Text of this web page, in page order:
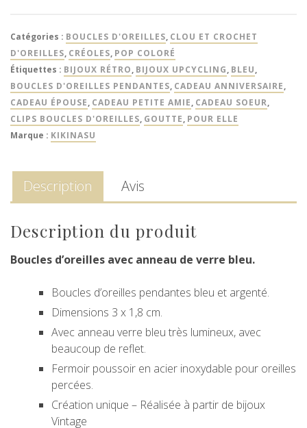
Catégories : BOUCLES D'OREILLES, CLOU ET CROCHET
D'OREILLES, CRÉOLES, POP COLORÉ
Étiquettes : BIJOUX RÉTRO, BIJOUX UPCYCLING, BLEU,
BOUCLES D'OREILLES PENDANTES, CADEAU ANNIVERSAIRE,
CADEAU ÉPOUSE, CADEAU PETITE AMIE, CADEAU SOEUR,
CLIPS BOUCLES D'OREILLES, GOUTTE, POUR ELLE
Marque : KIKINASU
Description Avis
Description du produit
Boucles d’oreilles avec anneau de verre bleu.
Boucles d’oreilles pendantes bleu et argenté.
Dimensions 3 x 1,8 cm.
Avec anneau verre bleu très lumineux, avec
beaucoup de reflet.
Fermoir poussoir en acier inoxydable pour oreilles
percées.
Création unique – Réalisée à partir de bijoux
Vintage